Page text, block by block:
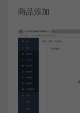
商品添加